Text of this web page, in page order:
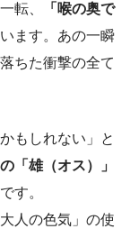
転、
「喉の奥で
ます。あの一瞬
ちた衝撃の全て
もしれない」と
「雄（オス）」
す。
人の色気」の使